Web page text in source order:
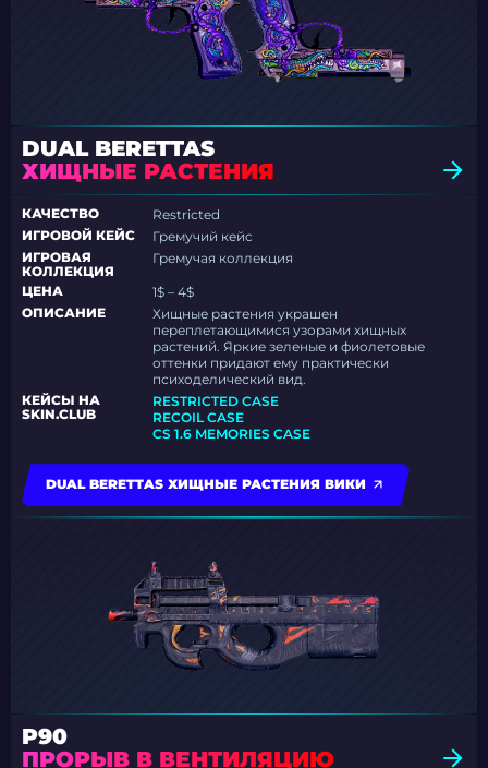
DUAL BERETTAS
ХИЩНЫЕ РАСТЕНИЯ
КАЧЕСТВО
Restricted
ИГРОВОЙ КЕЙС
Гремучий кейс
ИГРОВАЯ
КОЛЛЕКЦИЯ
Гремучая коллекция
ЦЕНА
1$ – 4$
ОПИСАНИЕ
Хищные растения украшен
переплетающимися узорами хищных
растений. Яркие зеленые и фиолетовые
оттенки придают ему практически
психоделический вид.
КЕЙСЫ НА
SKIN.CLUB
RESTRICTED CASE
RECOIL CASE
CS 1.6 MEMORIES CASE
DUAL BERETTAS ХИЩНЫЕ РАСТЕНИЯ ВИКИ
P90
ПРОРЫВ В ВЕНТИЛЯЦИЮ